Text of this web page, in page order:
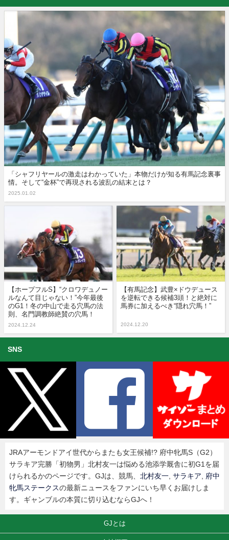
「シャフリヤールの激走はわかっていた」本物だけが知る有馬記念裏事
情。そして“金杯”で再現される波乱の結末とは？
2025.01.02
【ホープフルS】“クロワデュノー
ルなんて目じゃない！”今年最後
のG1！冬の中山で走る穴馬の法
則、名門調教師絶賛の穴馬！
2024.12.24
【有馬記念】武豊×ドウデュース
を逆転できる候補3頭！と絶対に
馬券に加えるべき“隠れ穴馬！”
2024.12.20
SNS
JRAアーモンドアイ世代からまたも女王候補!? 府中牝馬S（G2）
サラキア完勝「初物男」北村友一は悩める池添学厩舎に初G1を届
けられるかのページです。GJは、競馬、 北村友一 サラキア
府中
牝馬ステークスの最新ニュースをファンにいち早くお届けしま
す。ギャンブルの本質に切り込むならGJへ！
GJとは